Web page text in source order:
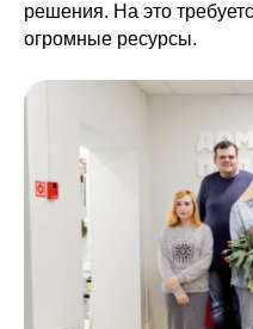
решения. На это
огромные ресурсы.